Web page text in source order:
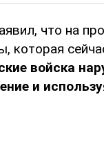
что на
которая
войска
и